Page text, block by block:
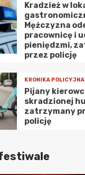
Kradzież w
Mężczyzna
pracownicę i
pieniędzmi,
przez policję
KRONIKA POLICYJNA
Pijany
skradzionej
zatrzymany
policję